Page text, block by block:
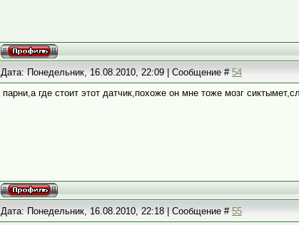
Дата: Понедельник, 16.08.2010, 22:09 | Сообщение #54
парни,а где стоит этот датчик,похоже он мне тоже мозг
Дата: Понедельник, 16.08.2010, 22:18 | Сообщение #55